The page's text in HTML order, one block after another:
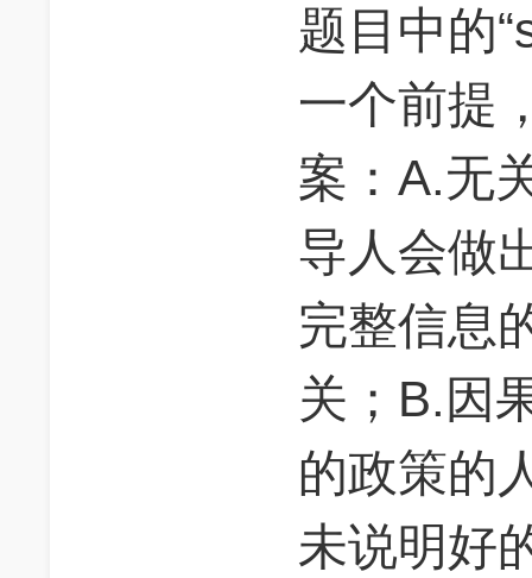
题目中的
一个前提
案：A.无
导人会做
完整信息
关；B.因
的政策的
未说明好